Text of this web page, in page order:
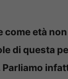
come età
di questa